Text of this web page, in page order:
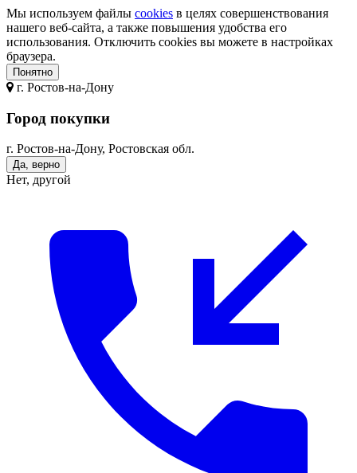
Мы используем файлы cookies в целях совершенствования
нашего веб-сайта, а также повышения удобства его
использования. Отключить cookies вы можете в настройках
браузера.
Понятно
г. Ростов-на-Дону
Город покупки
г. Ростов-на-Дону, Ростовская обл.
Да, верно
Нет, другой